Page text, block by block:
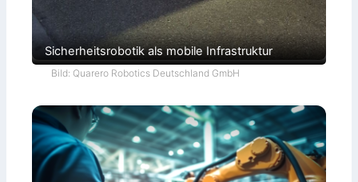
Sicherheitsrobotik als mobile Infrastruktur
Bild: Quarero Robotics Deutschland GmbH